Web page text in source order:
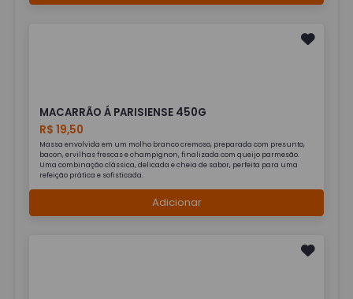
MACARRÃO Á PARISIENSE 450G
R$ 19,50
Massa envolvida em um molho branco cremoso, preparada com presunto,
bacon, ervilhas frescas e champignon, finalizada com queijo parmesão.
Uma combinação clássica, delicada e cheia de sabor, perfeita para uma
refeição prática e sofisticada.
Adicionar